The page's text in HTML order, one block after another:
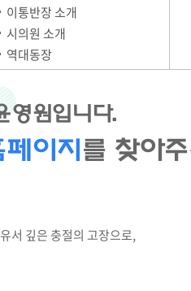
이통반장 소개
시의원 소개
역대동장
영원입니다.
이지 를 찾아
서 깊은 충절의 고장으로,